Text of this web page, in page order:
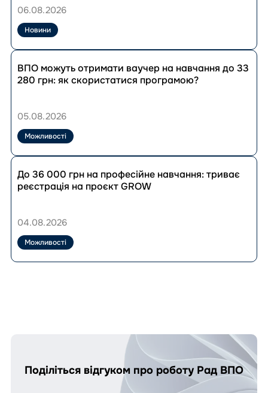
до
досвід
рад
ВПО
експертному
коментарі
06.08.2026
Новини
Перейти
до
публікації
отримати
на
навчання
до
33
280
грн:
програмою?
ВПО можуть отримати ваучер на навчання до 33
280 грн: як скористатися програмою?
05.08.2026
Можливості
Перейти
до
публікації
000
на
професійне
навчання:
До 36 000 грн на професійне навчання: триває
реєстрація на проєкт GROW
04.08.2026
Можливості
Поділіться відгуком про роботу Рад ВПО